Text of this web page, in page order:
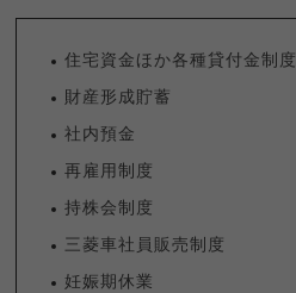
住宅資金ほか各種貸付金制度
財産形成貯蓄
社内預金
再雇用制度
持株会制度
三菱車社員販売制度
妊娠期休業